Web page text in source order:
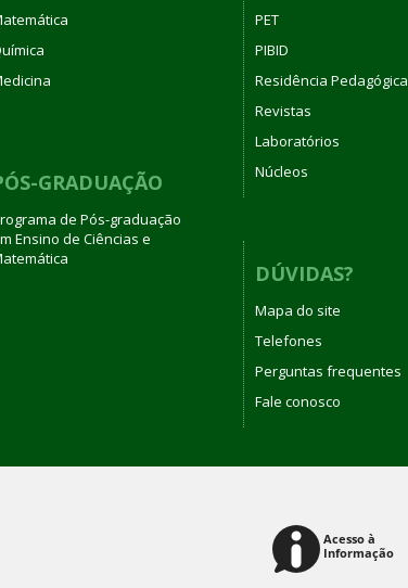
GRADUAÇÃO
de Pós-graduação
Ensino de Ciências e
PET
PIBID
Residência Pedagógica
Revistas
Laboratórios
Núcleos
DÚVIDAS?
Mapa do site
Telefones
Perguntas frequentes
Fale conosco